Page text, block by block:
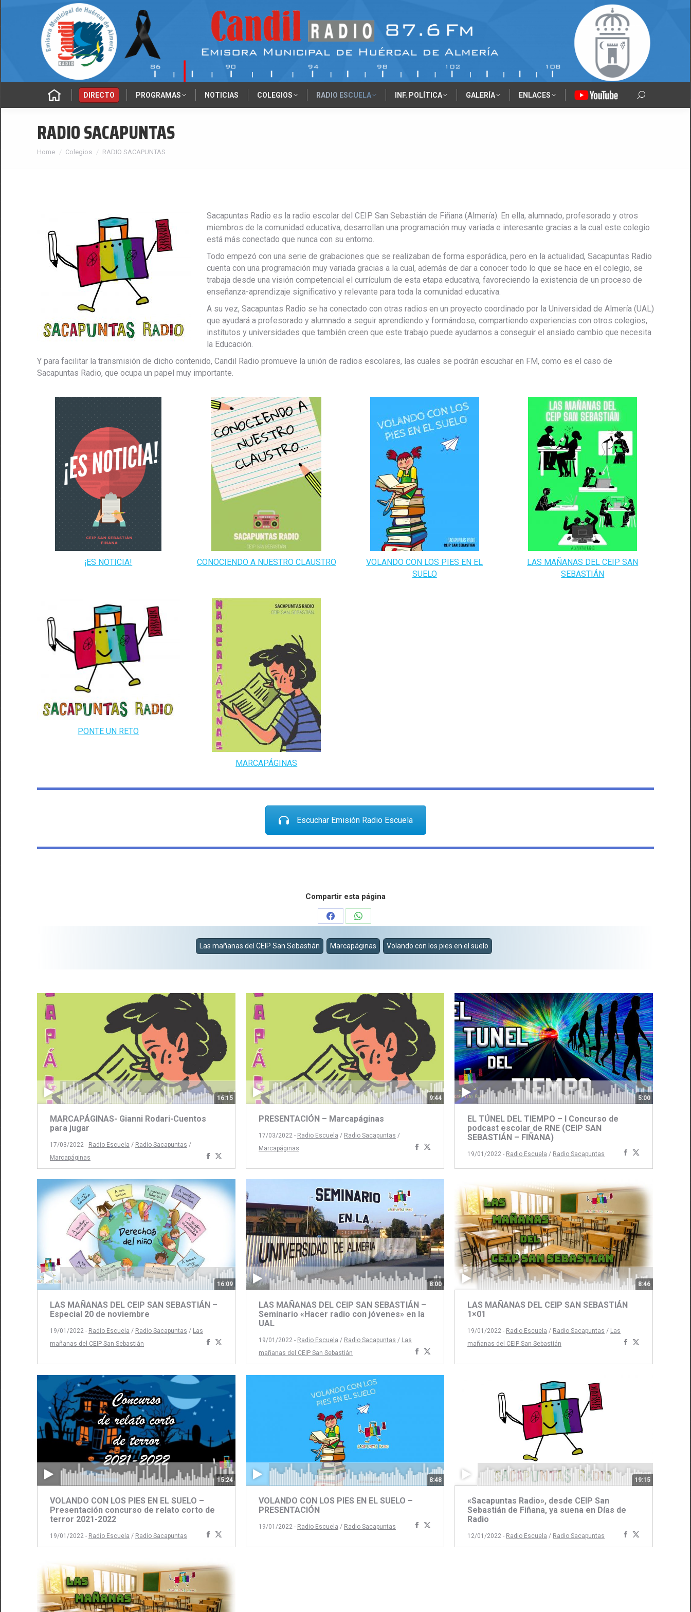
DIRECTO PROGRAMAS NOTICIAS COLEGIOS RADIO ESCUELA INF. POLÍTICA GALERÍA ENLACES Search:
RADIO SACAPUNTAS
You are here:
Home Colegios RADIO SACAPUNTAS
Sacapuntas Radio es la radio escolar del CEIP San Sebastián de Fiñana (Almería). En ella, alumnado, profesorado y otros
miembros de la comunidad educativa, desarrollan una programación muy variada e interesante gracias a la cual este colegio
está más conectado que nunca con su entorno.
Todo empezó con una serie de grabaciones que se realizaban de forma esporádica, pero en la actualidad, Sacapuntas Radio
cuenta con una programación muy variada gracias a la cual, además de dar a conocer todo lo que se hace en el colegio, se
trabaja desde una visión competencial el currículum de esta etapa educativa, favoreciendo la existencia de un proceso de
enseñanza-aprendizaje significativo y relevante para toda la comunidad educativa.
A su vez, Sacapuntas Radio se ha conectado con otras radios en un proyecto coordinado por la Universidad de Almería (UAL)
que ayudará a profesorado y alumnado a seguir aprendiendo y formándose, compartiendo experiencias con otros colegios,
institutos y universidades que también creen que este trabajo puede ayudarnos a conseguir el ansiado cambio que necesita
la Educación.
Y para facilitar la transmisión de dicho contenido, Candil Radio promueve la unión de radios escolares, las cuales se podrán escuchar en FM, como es el caso de
Sacapuntas Radio, que ocupa un papel muy importante.
¡ES NOTICIA! CONOCIENDO A NUESTRO CLAUSTRO
VOLANDO CON LOS PIES EN EL
SUELO
LAS MAÑANAS DEL CEIP SAN
SEBASTIÁN
PONTE UN RETO
MARCAPÁGINAS
Escuchar Emisión Radio Escuela
Compartir esta página
Share
on
Facebook
Share
on
WhatsApp
Las mañanas del CEIP San Sebastián Marcapáginas Volando con los pies en el suelo
16:15
MARCAPÁGINAS- Gianni Rodari-Cuentos
para jugar
17/03/2022 - Radio Escuela / Radio Sacapuntas /
Marcapáginas
Compartir
con
Facebook
con
Twitter
9:44
PRESENTACIÓN – Marcapáginas
17/03/2022 - Radio Escuela / Radio Sacapuntas /
Marcapáginas
Compartir
Facebook
Twitter
5:00
EL TÚNEL DEL TIEMPO – I Concurso de
podcast escolar de RNE (CEIP SAN
SEBASTIÁN – FIÑANA)
19/01/2022 - Radio Escuela / Radio Sacapuntas
Compartir
16:09
LAS MAÑANAS DEL CEIP SAN SEBASTIÁN –
Especial 20 de noviembre
19/01/2022 - Radio Escuela / Radio Sacapuntas / Las
mañanas del CEIP San Sebastián
Compartir
Facebook
Twitter
8:00
LAS MAÑANAS DEL CEIP SAN SEBASTIÁN –
Seminario «Hacer radio con jóvenes» en la
UAL
19/01/2022 - Radio Escuela / Radio Sacapuntas / Las
mañanas del CEIP San Sebastián
Compartir
con
Facebook
con
Twitter
8:46
LAS MAÑANAS DEL CEIP SAN SEBASTIÁN
1×01
19/01/2022 - Radio Escuela / Radio Sacapuntas / Las
mañanas del CEIP San Sebastián
Compartir
Facebook
Twitter
15:24
VOLANDO CON LOS PIES EN EL SUELO –
Presentación concurso de relato corto de
terror 2021-2022
19/01/2022 - Radio Escuela / Radio Sacapuntas
Compartir
concon
8:48
VOLANDO CON LOS PIES EN EL SUELO –
PRESENTACIÓN
19/01/2022 - Radio Escuela / Radio Sacapuntas
Compartir
Facebook
Twitter
19:15
«Sacapuntas Radio», desde CEIP San
Sebastián de Fiñana, ya suena en Días de
Radio
12/01/2022 - Radio Escuela / Radio Sacapuntas
Compartir
concon